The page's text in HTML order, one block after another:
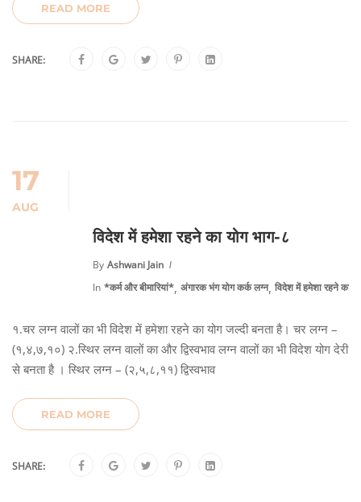
READ MORE
SHARE:
17
AUG
विदेश में हमेशा रहने का योग भाग-८
By Ashwani Jain
In *कर्म और बीमारियां*, अंगारक भंग योग कर्क लग्न, विदेश में हमेशा रहने का
१.चर लग्न वालों का भी विदेश में हमेशा रहने का योग जल्दी बनता है। चर लग्न –
(१,४,७,१०) २.स्थिर लग्न वालों का और द्विस्वभाव लग्न वालों का भी विदेश योग देरी
से बनता है । स्थिर लग्न – (२,५,८,११) द्विस्वभाव
READ MORE
SHARE: